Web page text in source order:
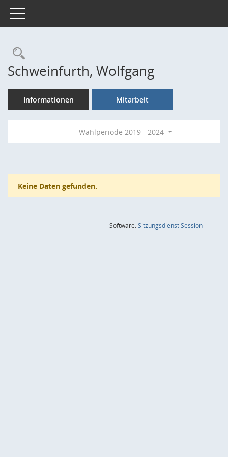
Toggle navigation
Rechercheauswahl
Schweinfurth, Wolfgang
Informationen Mitarbeit
Wahlperiode 2019 - 2024
Keine Daten gefunden.
Software:SitzungsdienstSession(Wird in